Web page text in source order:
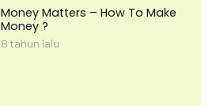
Money Matters – How To Make
Money ?
8 tahun lalu